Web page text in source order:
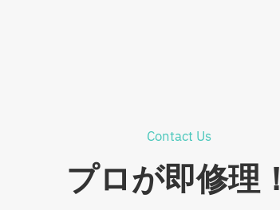
Contact Us
プロが即修理！